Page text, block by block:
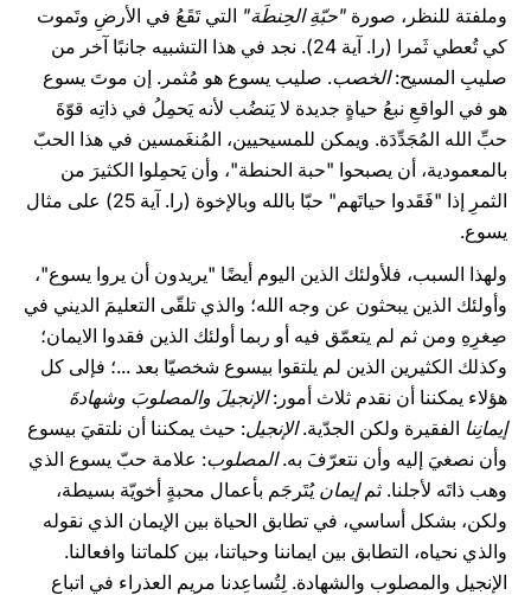
وملفتة للنظر، صورة "حبّةِ الحِنطَة" التي تَقَعُ في الأرضِ وتَموت
كي تُعطي ثَمرا (را. آية 24). نجد في هذا التشبيه جانبًا آخر من
صليبِ المسيح:الخصب. صليب يسوع هو مُثمر. إن موتَ يسوع
هو في الواقعِ نبعُ حياةٍ جديدة لا يَنضُب لأنه يَحمِلُ في ذاتِه قوّةَ
حبِّ الله المُجَدِّدَة. ويمكن للمسيحيين، المُنغَمسين في هذا الحبّ
بالمعمودية، أن يصبحوا "حبة الحنطة"، وأن يَحمِلوا الكثيرَ من
الثمرِ إذا "فَقَدوا حياتَهم" حبّا بالله وبالإخوة (را. آية 25) على مثال
يسوع.
ولهذا السبب، فلأولئك الذين اليوم أيضًا "يريدون أن يروا يسوع"،
وأولئك الذين يبحثون عن وجه الله؛ والذي تلقّى التعليمَ الديني في
صِغرِهِ ومن ثم لم يتعمّق فيه أو ربما أولئك الذين فقدوا الايمان؛
وكذلك الكثيرين الذين لم يلتقوا بيسوع شخصيّا بعد ...؛ فإلى كل
هؤلاء يمكننا أن نقدم ثلاث أمور:الإنجيلَ والمصلوبَ وشهادةَ
إيمانِنا الفقيرة ولكن الجدّية.الإنجيل: حيث يمكننا أن نلتقيَ بيسوع
وأن نصغيَ إليه وأن نتعرّفَ به.المصلوب: علامة حبّ يسوع الذي
وهب ذاتَه لأجلنا. ثمإيمان يُتَرجَم بأعمال محبةٍ أخويّة بسيطة،
ولكن، بشكل أساسي، في تطابق الحياة بين الإيمان الذي نقوله
والذي نحياه، التطابق بين ايماننا وحياتنا، بين كلماتنا وافعالنا.
الإنجيل والمصلوب والشهادة. لِتُساعِدنا مريم العذراء في اتباع